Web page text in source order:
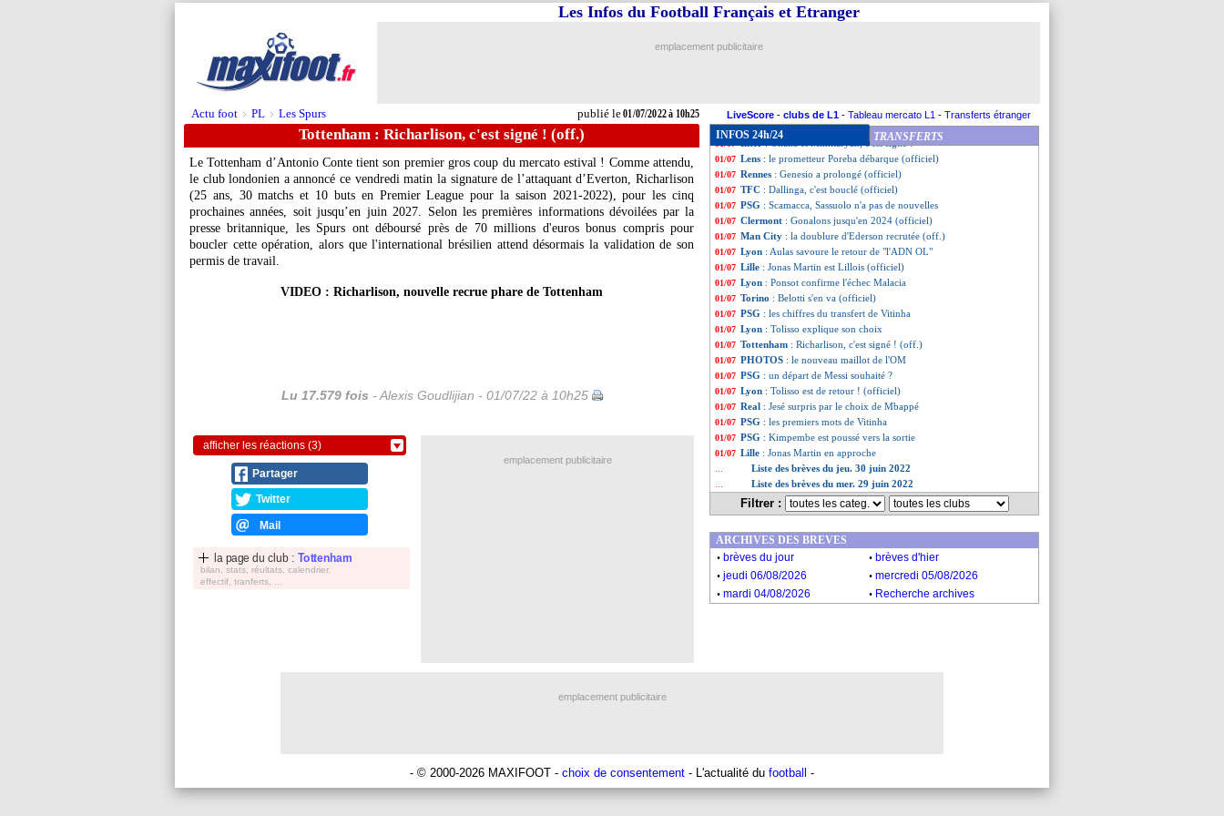
Actu foot > PL > Les Spurs publié le01/07/2022 à 10h25
Les Infos du Football Français et Etranger
emplacement publicitaire
LiveScore - clubs de L1 - Tableau mercato L1 - Transferts étranger
Tottenham : Richarlison, c'est signé ! (off.)
Le Tottenham d’Antonio Conte tient son premier gros coup du mercato estival ! Comme attendu,
le club londonien a annoncé ce vendredi matin la signature de l’attaquant d’Everton, Richarlison
(25 ans, 30 matchs et 10 buts en Premier League pour la saison 2021-2022), pour les cinq
prochaines années, soit jusqu’en juin 2027. Selon les premières informations dévoilées par la
presse britannique, les Spurs ont déboursé près de 70 millions d'euros bonus compris pour
boucler cette opération, alors que l'international brésilien attend désormais la validation de son
permis de travail.
VIDEO : Richarlison, nouvelle recrue phare de Tottenham
Lu 17.579 fois - Alexis Goudlijian - 01/07/22 à 10h25
afficher les réactions (3)
Partager
Twitter
Mail
la page du club : Tottenham
bilan, stats, réultats, calendrier,
effectif, tranferts, ...
INFOS 24h/24 TRANSFERTS
01/07 Brest: Noah Fadiga accoste en Bretagne (off.)
01/07 Lyon: le jeune Vogel va signer à Bâle
01/07 Elche
01/07 OM: Sampaoli aurait décidé de partir !
01/07 Brest: le "crack" Karamoko Dembélé attendu !
: Onana et Mkhitaryan, c'est signé !
01/07 Lens : le prometteur Poreba débarque (officiel)
01/07 Rennes : Genesio a prolongé (officiel)
01/07 TFC : Dallinga, c'est bouclé (officiel)
01/07 PSG : Scamacca, Sassuolo n'a pas de nouvelles
01/07 Clermont : Gonalons jusqu'en 2024 (officiel)
01/07 Man City : la doublure d'Ederson recrutée (off.)
01/07 Lyon : Aulas savoure le retour de "l'ADN OL"
01/07 Lille : Jonas Martin est Lillois (officiel)
01/07 Lyon : Ponsot confirme l'échec Malacia
01/07 Torino : Belotti s'en va (officiel)
01/07 PSG : les chiffres du transfert de Vitinha
01/07 Lyon : Tolisso explique son choix
01/07 Tottenham : Richarlison, c'est signé ! (off.)
01/07 PHOTOS : le nouveau maillot de l'OM
01/07 PSG : un départ de Messi souhaité ?
01/07 Lyon : Tolisso est de retour ! (officiel)
01/07 Real : Jesé surpris par le choix de Mbappé
01/07 PSG : les premiers mots de Vitinha
01/07 PSG : Kimpembe est poussé vers la sortie
01/07 Lille : Jonas Martin en approche
Liste des brèves du jeu. 30 juin 2022
Liste des brèves du mer. 29 juin 2022
Filtrer :
emplacement publicitaire
ARCHIVES DES BREVES
. brèves du jour . brèves d'hier
. jeudi 06/08/2026 . mercredi 05/08/2026
. mardi 04/08/2026 . Recherche archives
emplacement publicitaire
- © 2000-2026 MAXIFOOT - choix de consentement - L'actualité du football -